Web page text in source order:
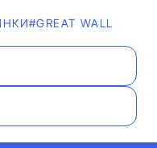
#GREAT WALL